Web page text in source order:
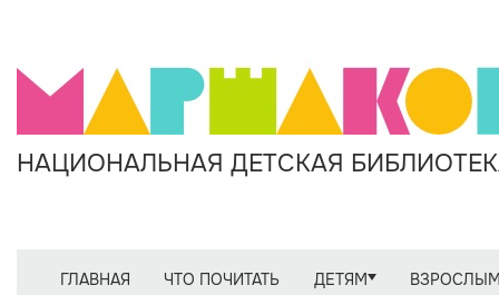
НАЦИОНАЛЬНАЯ ДЕТСКАЯ
ГЛАВНАЯ ЧТО ПОЧИТАТЬ ДЕТЯМ